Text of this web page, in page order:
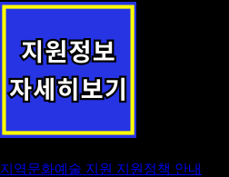
지역문화예술 지원 지원정책 안내